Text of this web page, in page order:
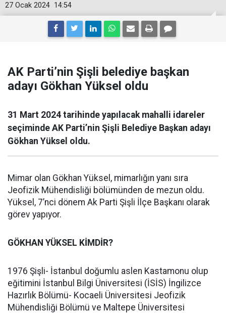
14:54
27 Ocak 2024
AK Parti’nin Şişli belediye başkan
adayı Gökhan Yüksel oldu
31 Mart 2024 tarihinde yapılacak mahalli idareler
seçiminde AK Parti’nin Şişli Belediye Başkan adayı
Gökhan Yüksel oldu.
Mimar olan Gökhan Yüksel, mimarlığın yanı sıra
Jeofizik Mühendisliği bölümünden de mezun oldu.
Yüksel, 7’nci dönem Ak Parti Şişli İlçe Başkanı olarak
görev yapıyor.
GÖKHAN YÜKSEL KİMDİR?
1976 Şişli- İstanbul doğumlu aslen Kastamonu olup
eğitimini İstanbul Bilgi Üniversitesi (İSİS) İngilizce
Hazırlık Bölümü- Kocaeli Üniversitesi Jeofizik
Mühendisliği Bölümü ve Maltepe Üniversitesi